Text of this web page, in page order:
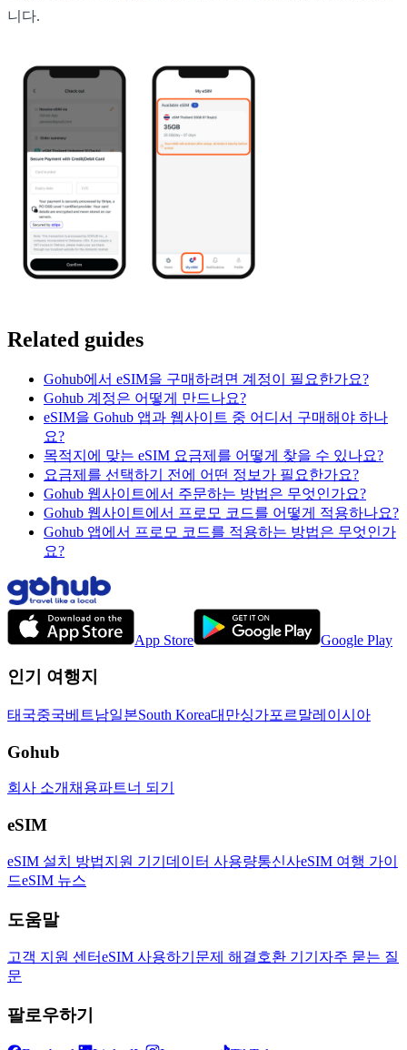
니다.
Related guides
Gohub에서 eSIM을 구매하려면 계정이 필요한가요?
Gohub 계정은 어떻게 만드나요?
eSIM을 Gohub 앱과 웹사이트 중 어디서 구매해야 하나
요?
목적지에 맞는 eSIM 요금제를 어떻게 찾을 수 있나요?
요금제를 선택하기 전에 어떤 정보가 필요한가요?
Gohub 웹사이트에서 주문하는 방법은 무엇인가요?
Gohub 웹사이트에서 프로모 코드를 어떻게 적용하나요?
Gohub 앱에서 프로모 코드를 적용하는 방법은 무엇인가
요?
App Store Google Play
인기 여행지
태국중국베트남일본South Korea대만싱가포르말레이시아
Gohub
회사 소개채용파트너 되기
eSIM
eSIM 설치 방법지원 기기 데이터 사용량통신사eSIM 여행 가이
드eSIM 뉴스
도움말
고객 지원 센터eSIM 사용하기 문제 해결호환 기기 자주 묻는 질
문
팔로우하기